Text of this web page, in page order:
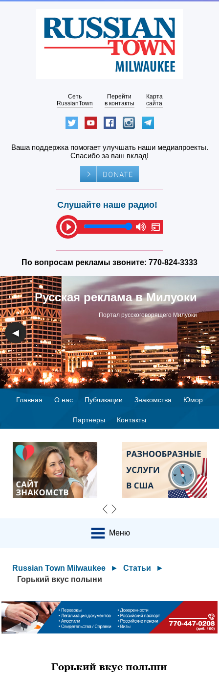
Сеть
RussianTown
Перейти
в контакты
Карта
сайта
Ваша поддержка помогает улучшать наши медиапроекты.
Спасибо за ваш вклад!
Слушайте наше радио!
По вопросам рекламы звоните: 770-824-3333
Русская реклама в Милуоки
Портал русскоговорящего Милуоки
◀ ▶
Главная О нас Публикации Знакомства Юмор
Партнеры Контакты
Меню
Russian Town Milwaukee ► Статьи
►
Горький вкус полыни
Горький вкус полыни